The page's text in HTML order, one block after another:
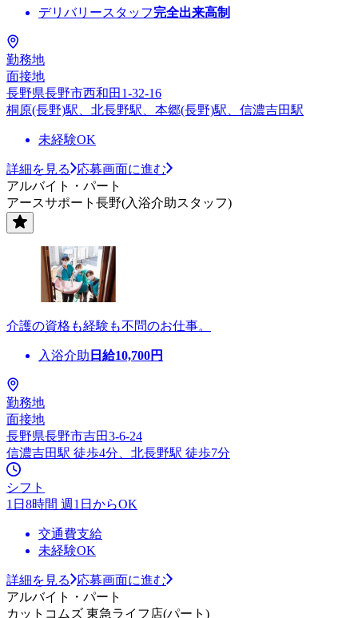
デリバリースタッフ完全出来高制
勤務地
面接地
長野県長野市西和田1-32-16
桐原(長野)駅、北長野駅、本郷(長野)駅、信濃吉田駅
未経験OK
詳細を見る
応募画面に進む
アルバイト・パート
アースサポート長野(入浴介助スタッフ)
介護の資格も経験も不問のお仕事。
入浴介助 日給10,700円
勤務地
面接地
長野県長野市吉田3-6-24
信濃吉田駅 徒歩4分、北長野駅 徒歩7分
シフト
1日8時間 週1日からOK
交通費支給
未経験OK
詳細を見る
応募画面に進む
アルバイト・パート
カットコムズ 東急ライフ店(パート)